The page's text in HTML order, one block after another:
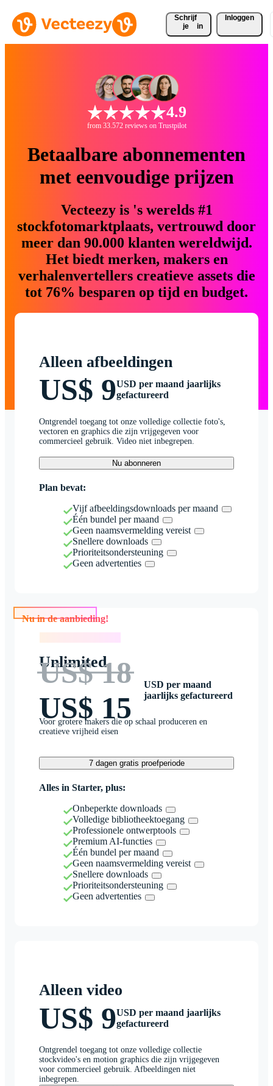
Schrijf
je
in
Inloggen
4.9
from 33.572 reviews on Trustpilot
Betaalbare abonnementen
met eenvoudige prijzen
Vecteezy is 's werelds #1
stockfotomarktplaats, vertrouwd door
meer dan 90.000 klanten wereldwijd.
Het biedt merken, makers en
verhalenvertellers creatieve assets die
tot 76% besparen op tijd en budget.
Alleen afbeeldingen
US$ 9USD per maand jaarlijks
gefactureerd
Ontgrendel toegang tot onze volledige collectie foto's,
vectoren en graphics die zijn vrijgegeven voor
commercieel gebruik. Video niet inbegrepen.
Nu abonneren
Plan bevat:
Vijf afbeeldingsdownloads per maand
Één bundel per maand
Geen naamsvermelding vereist
Snellere downloads
Prioriteitsondersteuning
Geen advertenties
Nu in de aanbieding!
Unlimited
US$ 18
US$ 15
USD per maand
jaarlijks gefactureerd
Voor grotere makers die op schaal produceren en
creatieve vrijheid eisen
7 dagen gratis proefperiode
Alles in Starter, plus:
Onbeperkte downloads
Volledige bibliotheektoegang
Professionele ontwerptools
Premium AI-functies
Één bundel per maand
Geen naamsvermelding vereist
Snellere downloads
Prioriteitsondersteuning
Geen advertenties
Alleen video
US$ 9USD per maand jaarlijks
gefactureerd
Ontgrendel toegang tot onze volledige collectie
stockvideo's en motion graphics die zijn vrijgegeven
voor commercieel gebruik. Afbeeldingen niet
inbegrepen.